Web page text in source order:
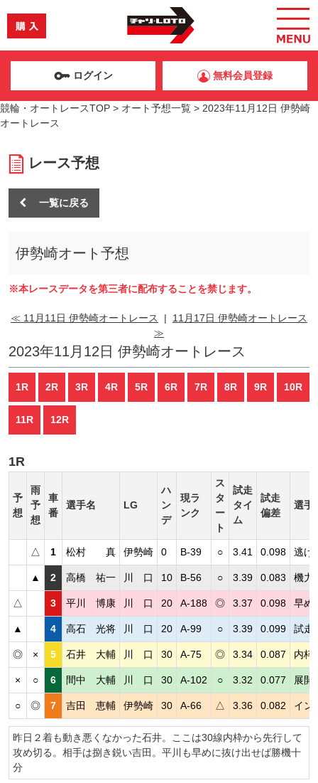
ログイン 無料会員登録
競輪・オートレースTOP > オート予想一覧 > 2023年11月12日 伊勢崎
オートレース
レース予想
一覧に戻る
伊勢崎オート予想
※本レースデータを第三者に配布することを禁じます。
≪ 11月11日 伊勢崎オートレース | 11月17日 伊勢崎オートレース
≫
2023年11月12日 伊勢崎オートレース
1R 2R 3R 4R 5R 6R 7R 8R 9R 10R
11R 12R
1R
予
想
雨
予
想
車
番
選手名 LG
ハ
ン
デ
現ラ
ンク
ス
タ
ー
ト
試走
タイ
ム
試走
偏差
選手
△ 1 松村 真 伊勢崎 0 B-39 ○ 3.41 0.098 逃げ
▲ 2 高橋 祐一 川 口 10 B-56 ○ 3.39 0.083 機力
△ 3 平川 博康 川 口 20 A-188 ◎ 3.37 0.098 早め
▲ 4 高石 光将 川 口 20 A-99 ○ 3.39 0.099 試走
◎ × 5 石井 大輔 川 口 30 A-75 ◎ 3.34 0.087 内枠
× ○ 6 間中 大輔 川 口 30 A-102 ○ 3.32 0.077 展開
○ ◎ 7 吉田 恵輔 伊勢崎 30 A-66 △ 3.36 0.082 イン
昨日２着も動き悪くなかった石井。ここは30線内枠から先行して
攻め切る。相手は捌き鋭い吉田。平川も早めに抜け出せば勝機十
分